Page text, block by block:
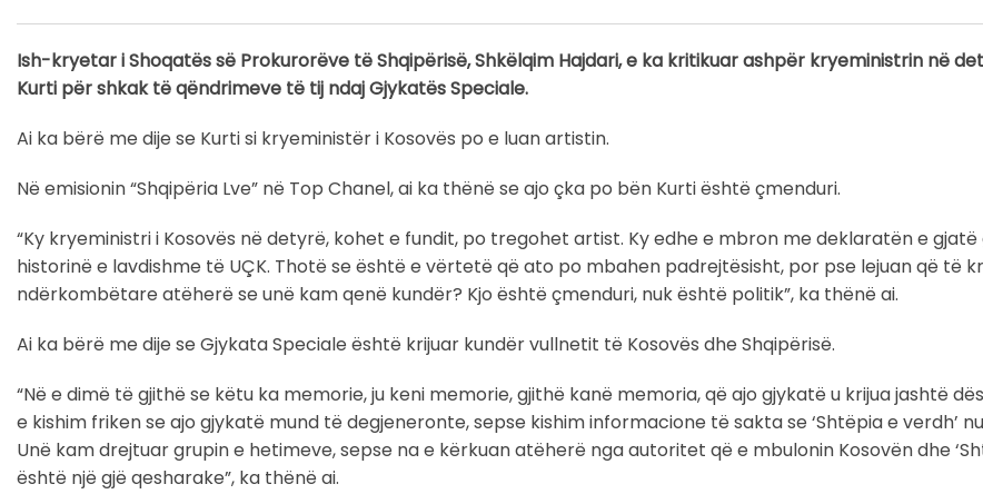
Ish-kryetar i Shoqatës së Prokurorëve të Shqipërisë, Shkëlqim Hajdari, e ka kritikuar ashpër kryeministrin në
Kurti për shkak të qëndrimeve të tij ndaj Gjykatës Speciale.
Ai ka bërë me dije se Kurti si kryeministër i Kosovës po e luan artistin.
Në emisionin “Shqipëria Lve” në Top Chanel, ai ka thënë se ajo çka po bën Kurti është çmenduri.
“Ky kryeministri i Kosovës në detyrë, kohet e fundit, po tregohet artist. Ky edhe e mbron me deklaratën e gjatë
historinë e lavdishme të UÇK. Thotë se është e vërtetë që ato po mbahen padrejtësisht, por pse lejuan që të
ndërkombëtare atëherë se unë kam qenë kundër? Kjo është çmenduri, nuk është politik”, ka thënë ai.
Ai ka bërë me dije se Gjykata Speciale është krijuar kundër vullnetit të Kosovës dhe Shqipërisë.
“Në e dimë të gjithë se këtu ka memorie, ju keni memorie, gjithë kanë memoria, që ajo gjykatë u krijua jashtë
e kishim friken se ajo gjykatë mund të degjeneronte, sepse kishim informacione të sakta se ‘Shtëpia e verdh’
Unë kam drejtuar grupin e hetimeve, sepse na e kërkuan atëherë nga autoritet që e mbulonin Kosovën dhe
është një gjë qesharake”, ka thënë ai.